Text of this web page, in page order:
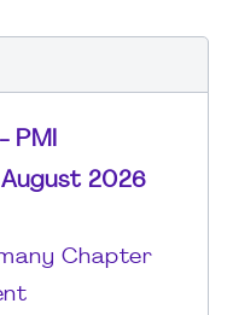
PMI
2026
Chapter